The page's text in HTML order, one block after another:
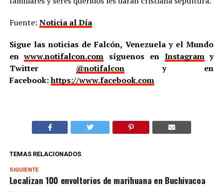
Fuente: Noticia al Día
Sigue las noticias de Falcón, Venezuela y el Mundo
enwww.notifalcon.com síguenos en Instagramy
Twitter @notifalcony en
Facebook:https://www.facebook.com
TEMAS RELACIONADOS
SIGUIENTE
Localizan 100 envoltorios de marihuana en Buchivacoa